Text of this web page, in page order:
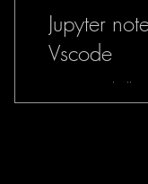
Jupyter
Vscode
Se você
dados, Machine
Intelligence, é